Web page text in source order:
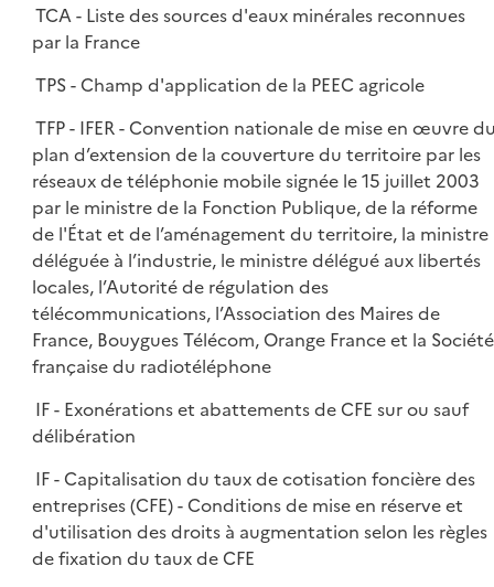
TCA - Liste des sources d'eaux minérales reconnues
par la France
TPS - Champ d'application de la PEEC agricole
TFP - IFER - Convention nationale de mise en œuvre
plan d’extension de la couverture du territoire par les
réseaux de téléphonie mobile signée le 15 juillet 2003
par le ministre de la Fonction Publique, de la réforme
de l'État et de l’aménagement du territoire, la ministre
déléguée à l’industrie, le ministre délégué aux libertés
locales, l’Autorité de régulation des
télécommunications, l’Association des Maires de
France, Bouygues Télécom, Orange France et la Société
française du radiotéléphone
IF - Exonérations et abattements de CFE sur ou sauf
délibération
IF - Capitalisation du taux de cotisation foncière des
entreprises (CFE) - Conditions de mise en réserve et
d'utilisation des droits à augmentation selon les règles
de fixation du taux de CFE